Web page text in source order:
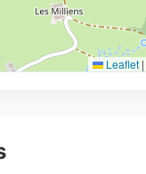
Leaflet |